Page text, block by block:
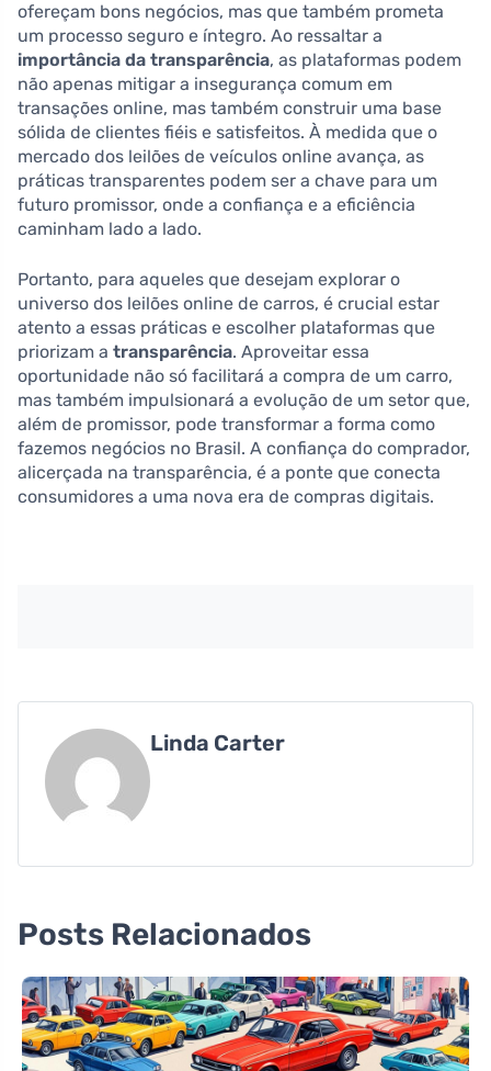
ofereçam bons negócios, mas que também prometa
um processo seguro e íntegro. Ao ressaltar a
importância da transparência, as plataformas podem
não apenas mitigar a insegurança comum em
transações online, mas também construir uma base
sólida de clientes fiéis e satisfeitos. À medida que o
mercado dos leilões de veículos online avança, as
práticas transparentes podem ser a chave para um
futuro promissor, onde a confiança e a eficiência
caminham lado a lado.
Portanto, para aqueles que desejam explorar o
universo dos leilões online de carros, é crucial estar
atento a essas práticas e escolher plataformas que
priorizam a transparência. Aproveitar essa
oportunidade não só facilitará a compra de um carro,
mas também impulsionará a evolução de um setor que,
além de promissor, pode transformar a forma como
fazemos negócios no Brasil. A confiança do comprador,
alicerçada na transparência, é a ponte que conecta
consumidores a uma nova era de compras digitais.
Linda Carter
Posts Relacionados